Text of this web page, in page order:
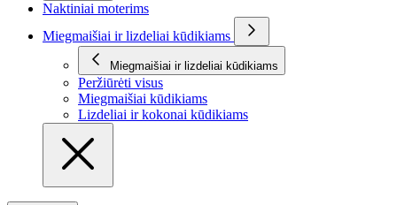
Naktiniai moterims
Miegmaišiai ir lizdeliai kūdikiams
Miegmaišiai ir lizdeliai kūdikiams
Peržiūrėti visus
Miegmaišiai kūdikiams
Lizdeliai ir kokonai kūdikiams